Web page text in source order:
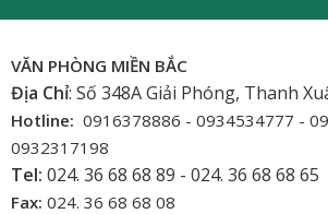
VĂN PHÒNG MIỀN BẮC
Địa Chỉ: Số 348A Giải Phóng, Thanh
Hotline: 0916378886 - 0934534777 -
0932317198
Tel: 024. 36 68 68 89 - 024. 36 68 68 65
Fax: 024. 36 68 68 08